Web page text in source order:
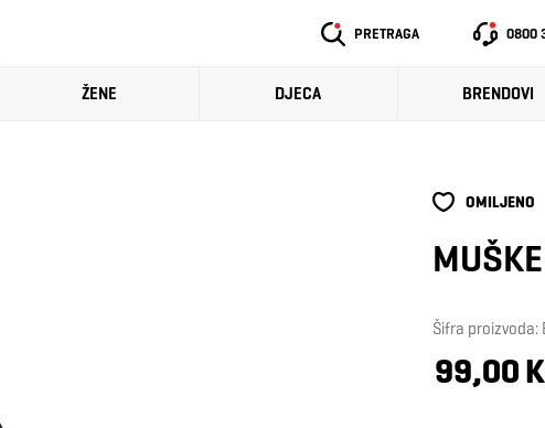
PRETRAGA 0800
ŽENE DJECA BRENDOVI
OMILJENO
Šifra proizvoda:
99,00